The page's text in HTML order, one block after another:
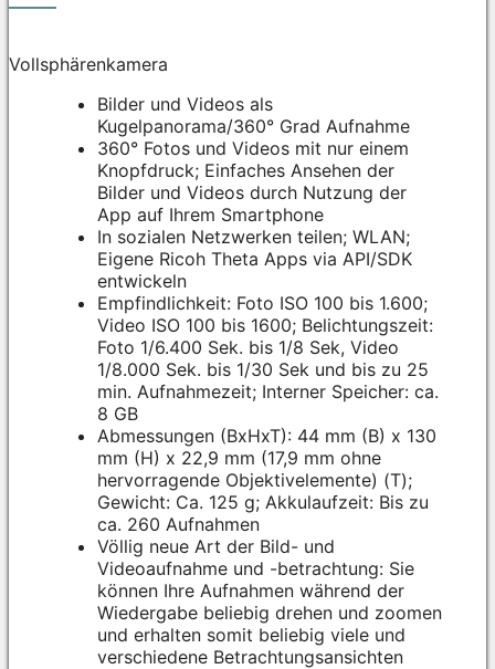
Vollsphärenkamera
Bilder und Videos als
Kugelpanorama/360° Grad Aufnahme
360° Fotos und Videos mit nur einem
Knopfdruck; Einfaches Ansehen der
Bilder und Videos durch Nutzung der
App auf Ihrem Smartphone
In sozialen Netzwerken teilen; WLAN;
Eigene Ricoh Theta Apps via API/SDK
entwickeln
Empfindlichkeit: Foto ISO 100 bis 1.600;
Video ISO 100 bis 1600; Belichtungszeit:
Foto 1/6.400 Sek. bis 1/8 Sek, Video
1/8.000 Sek. bis 1/30 Sek und bis zu 25
min. Aufnahmezeit; Interner Speicher: ca.
8 GB
Abmessungen (BxHxT): 44 mm (B) x 130
mm (H) x 22,9 mm (17,9 mm ohne
hervorragende Objektivelemente) (T);
Gewicht: Ca. 125 g; Akkulaufzeit: Bis zu
ca. 260 Aufnahmen
Völlig neue Art der Bild- und
Videoaufnahme und -betrachtung: Sie
können Ihre Aufnahmen während der
Wiedergabe beliebig drehen und zoomen
und erhalten somit beliebig viele und
verschiedene Betrachtungsansichten